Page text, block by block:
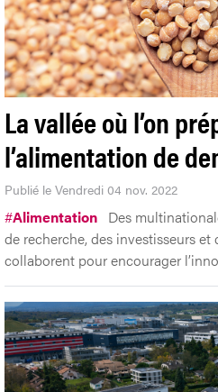
La vallée où l’on
l’alimentation de
Publié le Vendredi 04 nov. 2022
#Alimentation Des
de recherche, des investisseurs
collaborent pour encourager